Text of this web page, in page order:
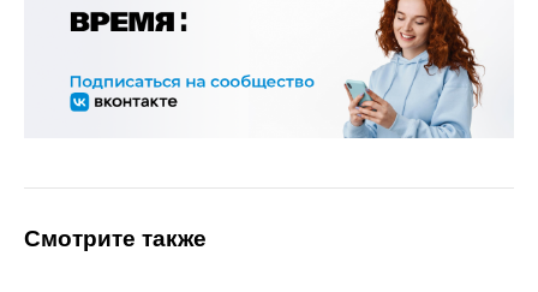
Смотрите также